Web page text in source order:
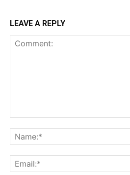
LEAVE A REPLY